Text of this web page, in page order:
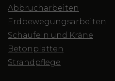
Abbrucharbeiten
Erdbewegungsarbeiten
Schaufeln und Kräne
Betonplatten
Strandpflege